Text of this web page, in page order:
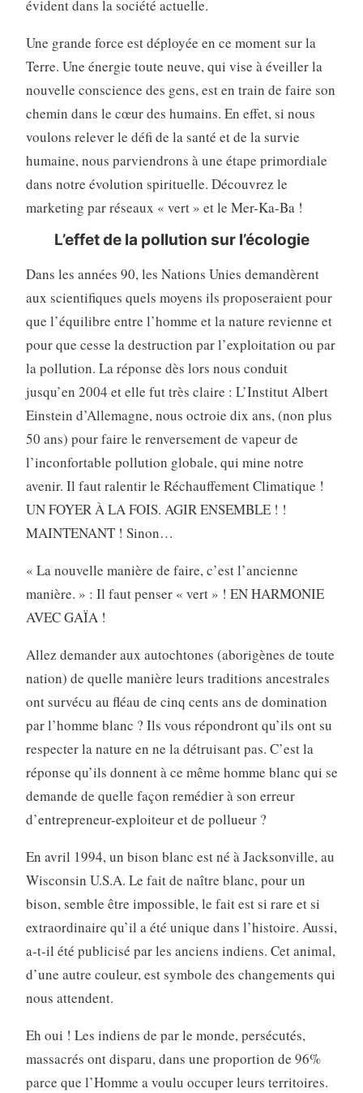
évident dans la société actuelle.
Une grande force est déployée en ce moment sur la
Terre. Une énergie toute neuve, qui vise à éveiller la
nouvelle conscience des gens, est en train de faire son
chemin dans le cœur des humains. En effet, si nous
voulons relever le défi de la santé et de la survie
humaine, nous parviendrons à une étape primordiale
dans notre évolution spirituelle. Découvrez le
marketing par réseaux « vert » et le Mer-Ka-Ba !
L’effet de la pollution sur l’écologie
Dans les années 90, les Nations Unies demandèrent
aux scientifiques quels moyens ils proposeraient pour
que l’équilibre entre l’homme et la nature revienne et
pour que cesse la destruction par l’exploitation ou par
la pollution. La réponse dès lors nous conduit
jusqu’en 2004 et elle fut très claire : L’Institut Albert
Einstein d’Allemagne, nous octroie dix ans, (non plus
50 ans) pour faire le renversement de vapeur de
l’inconfortable pollution globale, qui mine notre
avenir. Il faut ralentir le Réchauffement Climatique !
UN FOYER À LA FOIS. AGIR ENSEMBLE ! !
MAINTENANT ! Sinon…
« La nouvelle manière de faire, c’est l’ancienne
manière. » : Il faut penser « vert » ! EN HARMONIE
AVEC GAÏA !
Allez demander aux autochtones (aborigènes de toute
nation) de quelle manière leurs traditions ancestrales
ont survécu au fléau de cinq cents ans de domination
par l’homme blanc ? Ils vous répondront qu’ils ont su
respecter la nature en ne la détruisant pas. C’est la
réponse qu’ils donnent à ce même homme blanc qui se
demande de quelle façon remédier à son erreur
d’entrepreneur-exploiteur et de pollueur ?
En avril 1994, un bison blanc est né à Jacksonville, au
Wisconsin U.S.A. Le fait de naître blanc, pour un
bison, semble être impossible, le fait est si rare et si
extraordinaire qu’il a été unique dans l’histoire. Aussi,
a-t-il été publicisé par les anciens indiens. Cet animal,
d’une autre couleur, est symbole des changements qui
nous attendent.
Eh oui ! Les indiens de par le monde, persécutés,
massacrés ont disparu, dans une proportion de 96%
parce que l’Homme a voulu occuper leurs territoires.